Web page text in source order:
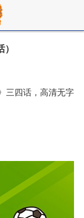
三四话，高清无字